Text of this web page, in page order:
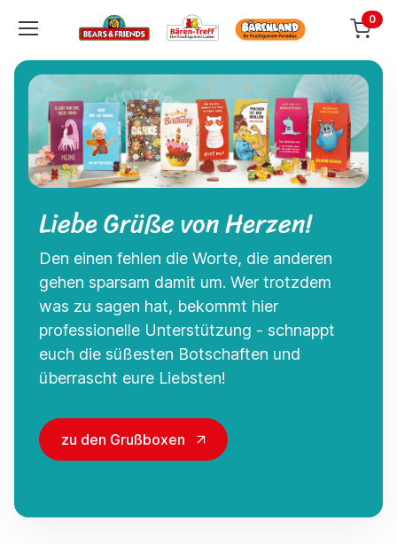
0
Liebe Grüße von Herzen!
Den einen fehlen die Worte, die anderen
gehen sparsam damit um. Wer trotzdem
was zu sagen hat, bekommt hier
professionelle Unterstützung - schnappt
euch die süßesten Botschaften und
überrascht eure Liebsten!
zu den Grußboxen